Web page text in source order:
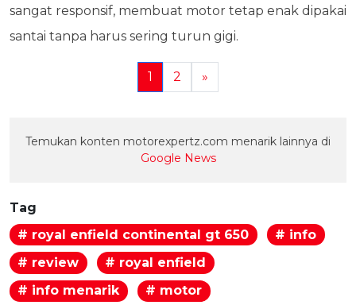
sangat responsif, membuat motor tetap enak dipakai
santai tanpa harus sering turun gigi.
1 2 »
Temukan konten motorexpertz.com menarik lainnya di
Google News
Tag
# royal enfield continental gt 650
# info
# review
# royal enfield
# info menarik
# motor